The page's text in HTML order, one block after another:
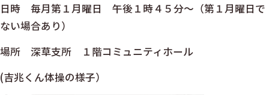
日時 毎月第１月曜日 午後１時４５分～（第１月曜日で
ない場合あり）
場所 深草支所 １階コミュニティホール
(吉兆くん体操の様子）